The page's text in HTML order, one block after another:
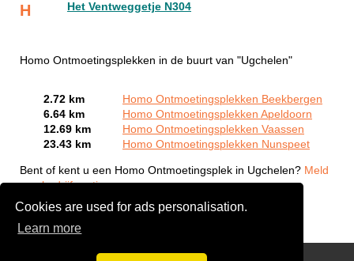
Cookies are used for ads personalisation.
Learn more
H Het Ventweggetje N304
Homo Ontmoetingsplekken in de buurt van "Ugchelen"
2.72 km
Homo Ontmoetingsplekken Beekbergen
6.64 km
Homo Ontmoetingsplekken Apeldoorn
12.69 km
Homo Ontmoetingsplekken Vaassen
23.43 km
Homo Ontmoetingsplekken Nunspeet
Bent of kent u een Homo Ontmoetingsplek in Ugchelen? Meld
een bedrijf gratis aan